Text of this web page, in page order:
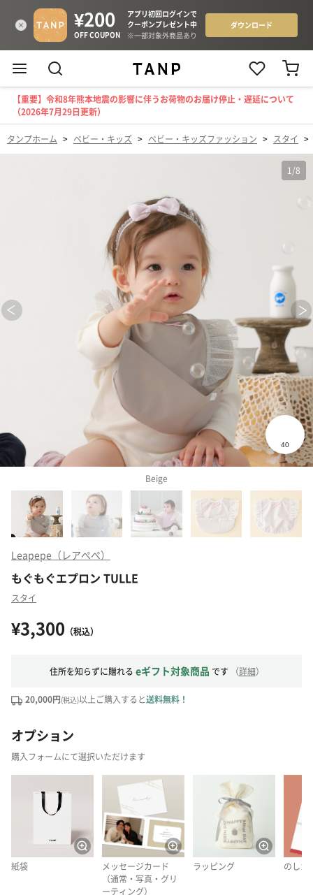
【重要】令和8年熊本地震の影響に伴うお荷物のお届け停止・遅延について
（2026年7月29日更新）
タンプホーム > ベビー・キッズ > ベビー・キッズファッション > スタイ >
1 /8
Beige
Leapepe（レアぺぺ）
もぐもぐエプロン TULLE
スタイ
¥3,300 （税込）
住所を知らずに贈れる eギフト対象商品 です （詳細）
20,000円(税込)以上ご購入すると送料無料！
オプション
購入フォームにて選択いただけます
紙袋
メッセージカード
（通常・写真・グリ
ーティング）
ラッピング のしカ